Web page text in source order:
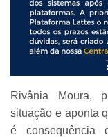
Rivânia Moura,
situação e aponta
é consequência